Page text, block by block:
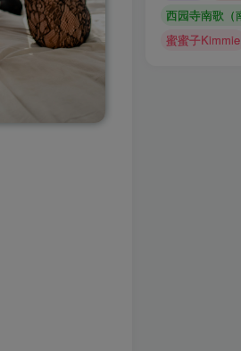
西园寺南歌（
蜜蜜子Kimmie